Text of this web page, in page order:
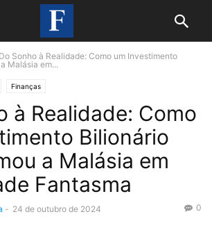
Do Sonho à Realidade: Como um Investimento
Malásia em...
Finanças
à Realidade: Como
Bilionário
a Malásia em
Fantasma
- 24 de outubro de 2024 0